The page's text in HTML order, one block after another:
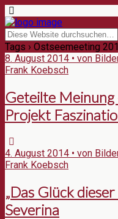
Tags › Ostseemeeting
8. August 2014 • von
Frank Koebsch
Geteilte Meinung
Projekt
4. August 2014 • von
Frank Koebsch
„Das Glück
Severina